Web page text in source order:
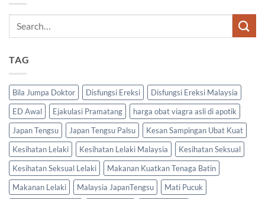
TAG
Bila Jumpa Doktor Disfungsi Ereksi
Disfungsi Ereksi Malaysia
ED Awal
Ejakulasi Pramatang
harga obat viagra asli di apotik
Japan Tengsu
Japan Tengsu Palsu
Kesan Sampingan Ubat Kuat
Kesihatan Lelaki
Kesihatan Lelaki Malaysia
Kesihatan Seksual
Kesihatan Seksual Lelaki
Makanan Kuatkan Tenaga Batin
Makanan Lelaki
Malaysia JapanTengsu
Mati Pucuk